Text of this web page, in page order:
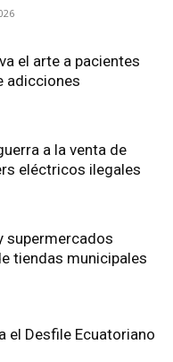
el arte a pacientes
adicciones
a la venta de
eléctricos ilegales
supermercados
tiendas municipales
el Desfile Ecuatoriano